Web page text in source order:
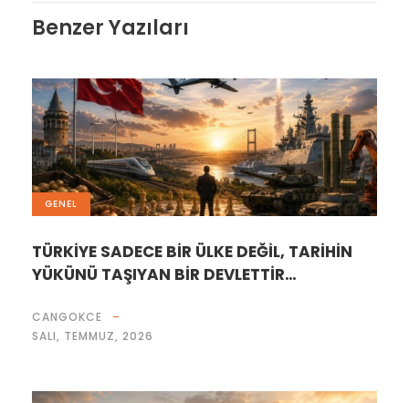
Benzer Yazıları
GENEL
TÜRKİYE SADECE BİR ÜLKE DEĞİL, TARİHİN
YÜKÜNÜ TAŞIYAN BİR DEVLETTİR…
CANGOKCE
SALI, TEMMUZ, 2026